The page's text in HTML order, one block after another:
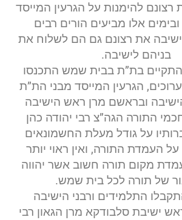
רצונם להימנות על הגרעין המייסד
אלו מביעים הורים רבים
את רצונם גם הם לשלוח את
בניהם לישיבה.
בת”ת בבית שמש התכנסו
הגרעין המייסד מבני הת”ת
ובראשם מרן ראש הישיבה
התורה הגה”צ רבי יהודה כהן
על גודל מעלת החשמונאים
העמדת התורה, ואין ראוי יותר
מקום תורה חשוב אשר יהווה
של תורה לכל בית שמש.
התלמידים ורבני הישיבה
ישיבת סלבודקא מרן הגאון רבי